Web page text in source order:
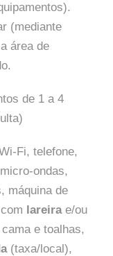
(mediante
área de
de 1 a 4
Fi, telefone,
ondas,
máquina de
lareirae/ou
e toalhas,
(taxa/local),